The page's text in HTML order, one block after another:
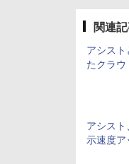
関連
アシス
たクラ
アシス
示速度ア